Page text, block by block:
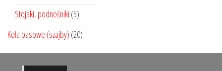
Stojaki, podnośniki (5)
Koła pasowe (szajby) (20)